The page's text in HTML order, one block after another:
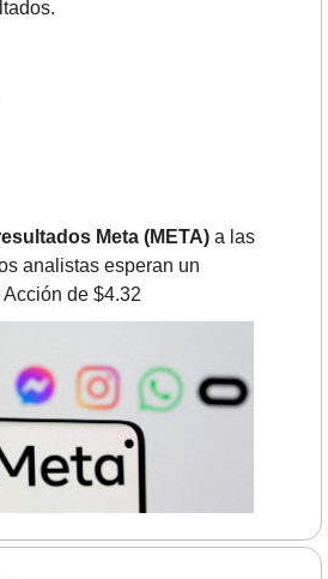
Meta (META) a las
analistas esperan un
de $4.32